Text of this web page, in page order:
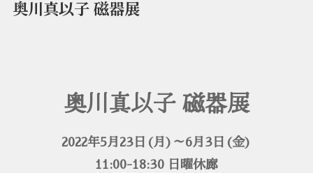
奥川真以子 磁器展
奥川真以子 磁器展
2022年5月23日(月)～6月3日(金)
11:00-18:30 日曜休廊